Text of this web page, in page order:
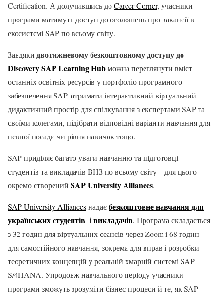
Certification. А долучившись доCareer Corner, учасники
програми матимуть доступ до оголошень про вакансії в
екосистемі SAP по всьому світу.
Завдяки двотижневому безкоштовному доступу до
Discovery SAP Learning Hubможна переглянути вміст
останніх освітніх ресурсів у портфоліо програмного
забезпечення SAP, отримати інтерактивний віртуальний
дидактичний простір для спілкування з експертами SAP та
своїми колегами, підібрати відповідні варіанти навчання для
певної посади чи рівня навичок тощо.
SAP приділяє багато уваги навчанню та підготовці
студентів та викладачів ВНЗ по всьому світу – для цього
окремо створений SAP University Alliances.
SAP University Alliancesнадаєбезкоштовне навчання для
українських студентів і викладачів. Програма складається
з 32 годин для віртуальних сеансів через Zoom і 68 годин
для самостійного навчання, зокрема для вправ і розробки
теоретичних концепцій у реальній хмарній системі SAP
S/4HANA. Упродовж навчального періоду учасники
програми зможуть зрозуміти бізнес-процеси й те, як SAP